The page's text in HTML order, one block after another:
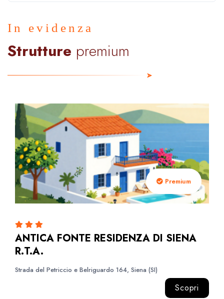
In evidenza
Strutture premium
Premium
ANTICA FONTE RESIDENZA DI SIENA
R.T.A.
Strada del Petriccio e Belriguardo 164, Siena (SI)
Scopri